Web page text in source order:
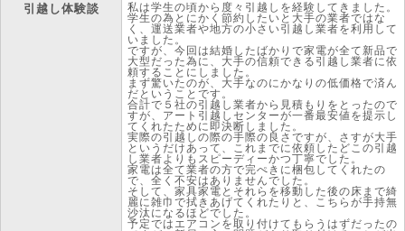
引越し体験談
私は学生の頃から度々引越しを経験してきました。
学生の為とにかく節約したいと大手の業者ではな
く、運送業者や地方の小さい引越し業者を利用して
いました。
ですが、今回は結婚したばかりで家電が全て新品で
大型だった為に、大手の信頼できる引越し業者に依
頼することにしました。
まず驚いたのが、大手なのにかなりの低価格で済ん
だということです。
合計で５社の引越し業者から見積もりをとったので
すが、アート引越しセンターが一番最安値を提示し
てくれたために即決断しました。
実際の引越しの際の手際の良さですが、さすが大手
というだけあって、これまでに依頼したどこの引越
し業者よりもスピーディーかつ丁寧でした。
家電は全て業者の方で完ぺきに梱包してくれたの
で、全く不安はありませんでした。
そして、家具家電とそれらを移動した後の床まで綺
麗に雑巾で拭きあげてくれたりと、こちらが手持無
沙汰になるほどでした。
予定ではエアコンを取り付けてもらうはずだったの